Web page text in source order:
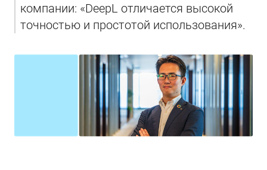
компании: «DeepL отличается высокой
точностью и простотой использования».